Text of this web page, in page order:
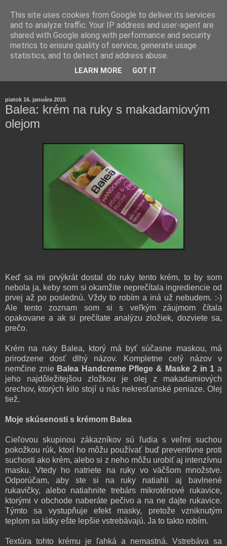
rozoberá témy o zdraví, živote a všetko možné.
piatok 16. januára 2015
Balea: krém na ruky s makadamiovým
olejom
Keď sa mi prvýkrát dostal do ruky tento krém, to by som
nebola ja, keby som si okamžite neprečítala ingrediencie od
prvej až po poslednú. Vždy to robím a iná už nebudem. :-)
Ale tento zoznam som si s veľkým záujmom čítala
opakovane a ak si prečítate analýzu zložiek, dozviete sa,
prečo.
Krém na ruky Balea, ktorý má byť súčasne maskou, má
prirodzene dosť dlhý názov. Kompletne celý názov v
nemčine znie Balea Handcreme Pflege & Maske 2 in 1 a
jeho najdôležitejšou zložkou je olej z makadamiových
orechov, ktorých kilo stojí u nás nekresťanské peniaze. Olej
tiež.
Moje skúsenosti s krémom Balea
Cieľovou skupinou zákazníkov sú ľudia s veľmi suchou
pokožkou rúk, ktorí ho môžu používať buď preventívne proti
suchosti ako krém, alebo si z neho môžu urobiť aj intenzívnu
masku. Vtedy ho natriete na ruky vo väčšom množstve.
Odporúčam, aby ste si na ruky natiahli aj bavlnené
rukavičky, alebo natiahnite trebárs mikroténové rukavice,
ktorými v obchode naberáte pečivo a na ne dajte rukavice.
Týmto sa vystupňuje efekt masky, pretože vzniknutým
teplom sa látky ešte lepšie vstrebávajú. Ja to takto robím.
Textúra tohto krému je ľahká a nemastná. Vstrebáva sa
This site uses cookies from Google to deliver its services
and to analyze traffic. Your IP address and user-agent are
shared with Google along with performance and security
metrics to ensure quality of service, generate usage
statistics, and to detect and address abuse.
LEARN MORE GOT IT